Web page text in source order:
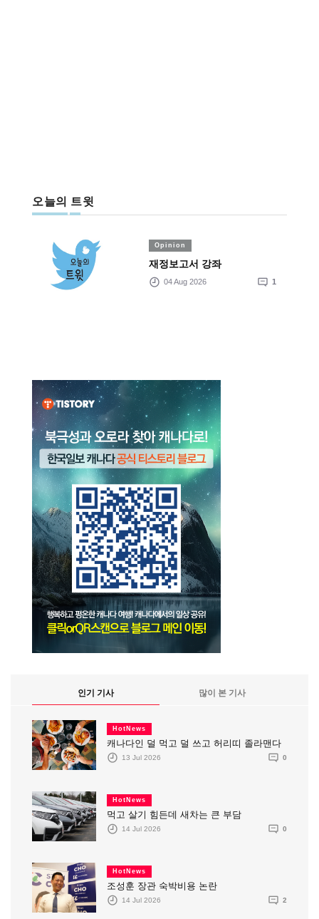
오늘의 트윗
Opinion
재정보고서 강좌
04 Aug 2026 1
인기 기사 많이 본 기사
HotNews
캐나다인 덜 먹고 덜 쓰고 허리띠 졸라맨다
13 Jul 2026 0
HotNews
먹고 살기 힘든데 새차는 큰 부담
14 Jul 2026 0
HotNews
조성훈 장관 숙박비용 논란
14 Jul 2026 2